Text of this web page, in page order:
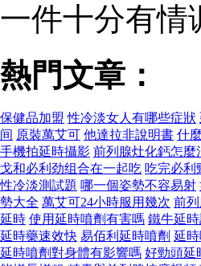
一件十分有
熱門文章：
保健品加盟 性冷淡女人有哪些症狀
间 原裝萬艾可 他達拉非說明書 什
手機拍延時攝影 前列腺灶化鈣怎麼
戈和必利劲组合在一起吃 吃完必利
性冷淡測試題 哪一個姿勢不容易射
勢大全 萬艾可24小時服用幾次 前
延時 使用延時噴劑有害嗎 鐵牛延
延時藥速效快 易佰利延時噴劑 延
延時噴劑對身體有影響嗎 好勁頭延